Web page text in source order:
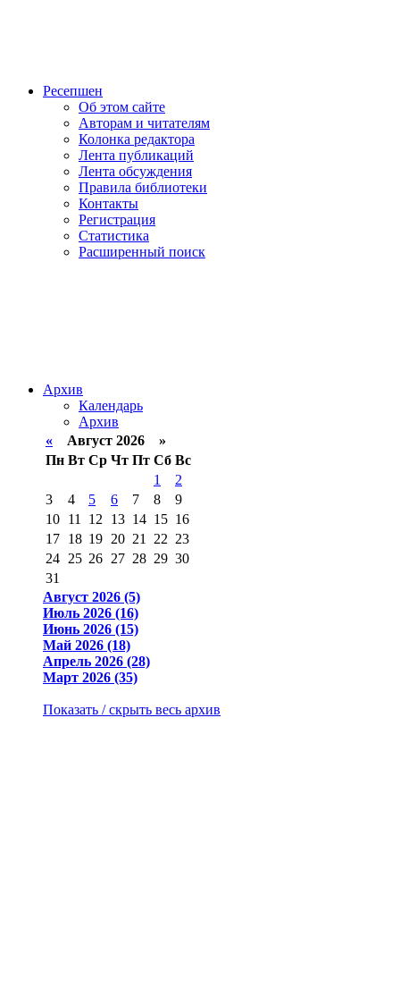
Ресепшен
Об этом сайте
Авторам и читателям
Колонка редактора
Лента публикаций
Лента обсуждения
Правила библиотеки
Контакты
Регистрация
Статистика
Расширенный поиск
Архив
Календарь
Архив
« Август 2026 »
Пн Вт Ср Чт Пт Сб Вс
1
2
3
4 5 6 7 8
9
10 11 12 13 14 15 16
17 18 19 20 21 22 23
24 25 26 27 28 29 30
31
Август 2026 (5)
Июль 2026 (16)
Июнь 2026 (15)
Май 2026 (18)
Апрель 2026 (28)
Март 2026 (35)
Показать / скрыть весь архив